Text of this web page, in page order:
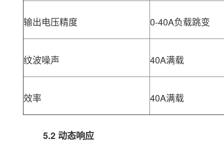
输出电压精度 0-40A负载跳变
纹波噪声 40A满载
效率 40A满载
5.2 动态响应